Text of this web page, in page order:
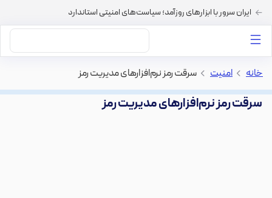
ایران سرور با ابزارهای روزآمد؛ سیاست‌های امنیتی استاندارد
خانه > امنیت > ‫سرقت رمز نرم‌افزارهای مدیریت رمز
‫سرقت رمز نرم‌افزارهای مدیریت رمز